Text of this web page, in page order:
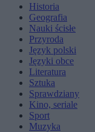
Historia
Geografia
Nauki ścisłe
Przyroda
Język polski
Języki obce
Literatura
Sztuka
Sprawdziany
Kino, seriale
Sport
Muzyka